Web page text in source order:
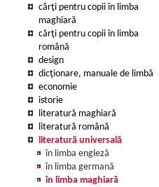
cărţi pentru copii în limba
maghiară
cărţi pentru copii în limba
română
design
dicţionare, manuale de limbă
economie
istorie
literatură maghiară
literatură română
literatură universală
în limba engleză
în limba germană
în limba maghiară